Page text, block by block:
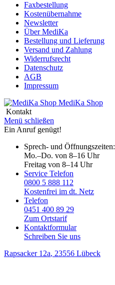
Faxbestellung
Kostenübernahme
Newsletter
Über MediKa
Bestellung und Lieferung
Versand und Zahlung
Widerrufsrecht
Datenschutz
AGB
Impressum
MediKa Shop
Kontakt
Menü schließen
Ein Anruf genügt!
Sprech- und Öffnungszeiten:
Mo.–Do. von 8–16 Uhr
Freitag von 8–14 Uhr
Service Telefon
0800 5 888 112
Kostenfrei im dt. Netz
Telefon
0451 400 89 29
Zum Ortstarif
Kontaktformular
Schreiben Sie uns
Rapsacker 12a, 23556 Lübeck